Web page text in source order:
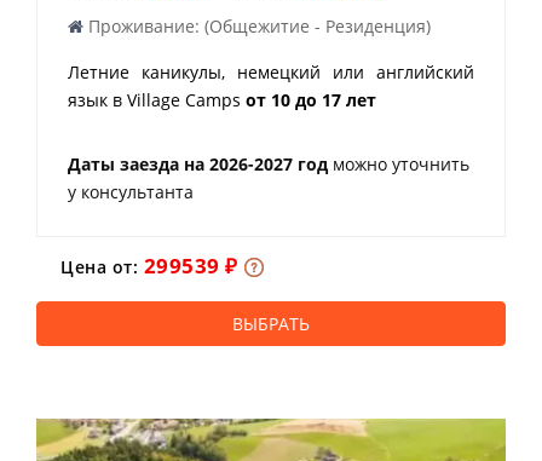
Проживание: (Общежитие - Резиденция)
Летние каникулы, немецкий или английский
язык в Village Camps от 10 до 17 лет
Даты заезда на 2026-2027 год можно уточнить
у консультанта
Цена от: 299539 ₽
ВЫБРАТЬ